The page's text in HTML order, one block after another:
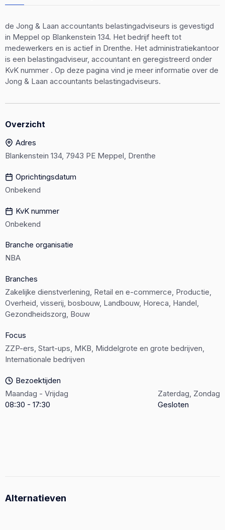
de Jong & Laan accountants belastingadviseurs is gevestigd
in Meppel op Blankenstein 134. Het bedrijf heeft tot
medewerkers en is actief in Drenthe. Het administratiekantoor
is een belastingadviseur, accountant en geregistreerd onder
KvK nummer . Op deze pagina vind je meer informatie over de
Jong & Laan accountants belastingadviseurs.
Overzicht
Adres
Blankenstein 134, 7943 PE Meppel, Drenthe
Oprichtingsdatum
Onbekend
KvK nummer
Onbekend
Branche organisatie
NBA
Branches
Zakelijke dienstverlening, Retail en e-commerce, Productie,
Overheid, visserij, bosbouw, Landbouw, Horeca, Handel,
Gezondheidszorg, Bouw
Focus
ZZP-ers, Start-ups, MKB, Middelgrote en grote bedrijven,
Internationale bedrijven
Bezoektijden
Maandag - Vrijdag
08:30 - 17:30
Zaterdag, Zondag
Gesloten
Alternatieven